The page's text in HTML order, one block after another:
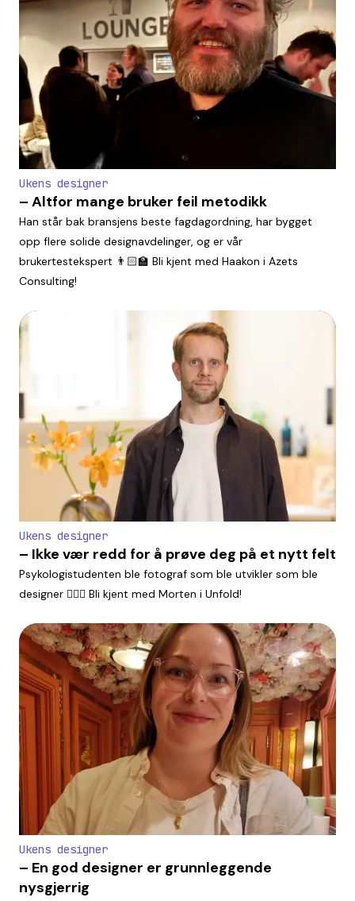
Ukens designer
– Altfor mange bruker feil metodikk
Han står bak bransjens beste fagdagordning, har bygget
opp flere solide designavdelinger, og er vår
brukertestekspert 👨🏻‍🏫 Bli kjent med Haakon i Azets
Consulting!
Ukens designer
– Ikke vær redd for å prøve deg på et nytt felt
Psykologistudenten ble fotograf som ble utvikler som ble
designer 🤹🏼‍♂️ Bli kjent med Morten i Unfold!
Ukens designer
– En god designer er grunnleggende
nysgjerrig